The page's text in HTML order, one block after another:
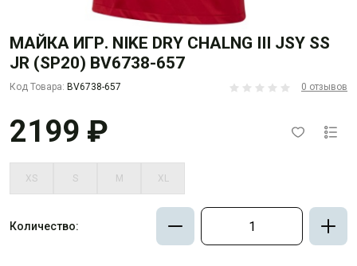
МАЙКА ИГР. NIKE DRY CHALNG III JSY SS
JR (SP20) BV6738-657
Код Товара: BV6738-657 0 отзывов
2199 ₽
XS S M XL
Количество: